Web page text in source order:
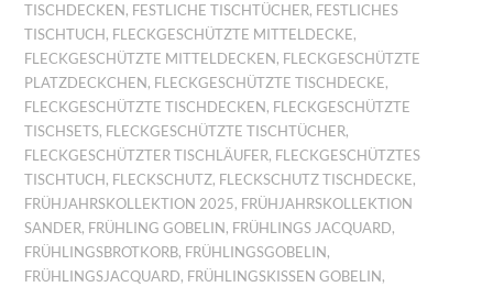
TISCHDECKEN , FESTLICHE TISCHTÜCHER, FESTLICHES
TISCHTUCH , FLECKGESCHÜTZTE MITTELDECKE,
FLECKGESCHÜTZTE MITTELDECKEN , FLECKGESCHÜTZTE
PLATZDECKCHEN , FLECKGESCHÜTZTE TISCHDECKE,
FLECKGESCHÜTZTE TISCHDECKEN , FLECKGESCHÜTZTE
TISCHSETS, FLECKGESCHÜTZTE TISCHTÜCHER,
FLECKGESCHÜTZTER TISCHLÄUFER, FLECKGESCHÜTZTES
TISCHTUCH , FLECKSCHUTZ, FLECKSCHUTZ TISCHDECKE,
FRÜHJAHRSKOLLEKTION 2025, FRÜHJAHRSKOLLEKTION
SANDER, FRÜHLING GOBELIN , FRÜHLINGS JACQUARD,
FRÜHLINGSBROTKORB, FRÜHLINGSGOBELIN ,
FRÜHLINGSJACQUARD, FRÜHLINGSKISSEN GOBELIN ,